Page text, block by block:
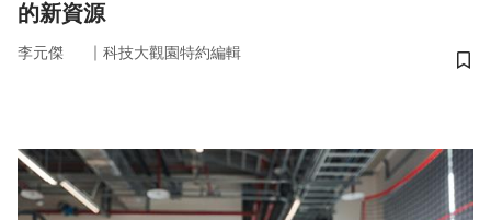
的新資源
李元傑 ｜ 科技大觀園特約編輯
儲